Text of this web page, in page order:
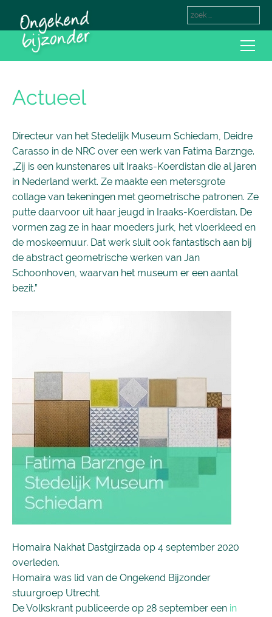
Actueel
Directeur van het Stedelijk Museum Schiedam, Deidre
Carasso in de NRC over een werk van Fatima Barznge.
„Zij is een kunstenares uit Iraaks-Koerdistan die al jaren
in Nederland werkt. Ze maakte een metersgrote
collage van tekeningen met geometrische patronen. Ze
putte daarvoor uit haar jeugd in Iraaks-Koerdistan. De
vormen zag ze in haar moeders jurk, het vloerkleed en
de moskeemuur. Dat werk sluit ook fantastisch aan bij
de abstract geometrische werken van Jan
Schoonhoven, waarvan het museum er een aantal
bezit.”
Homaira Nakhat Dastgirzada op 4 september 2020
overleden.
Homaira was lid van de Ongekend Bijzonder
stuurgroep Utrecht.
De Volkskrant publiceerde op 28 september een in